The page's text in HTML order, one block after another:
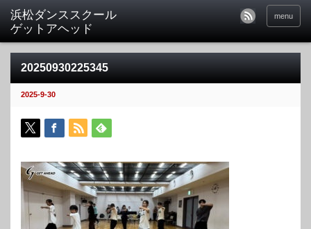
menu
20250930225345
2025-9-30